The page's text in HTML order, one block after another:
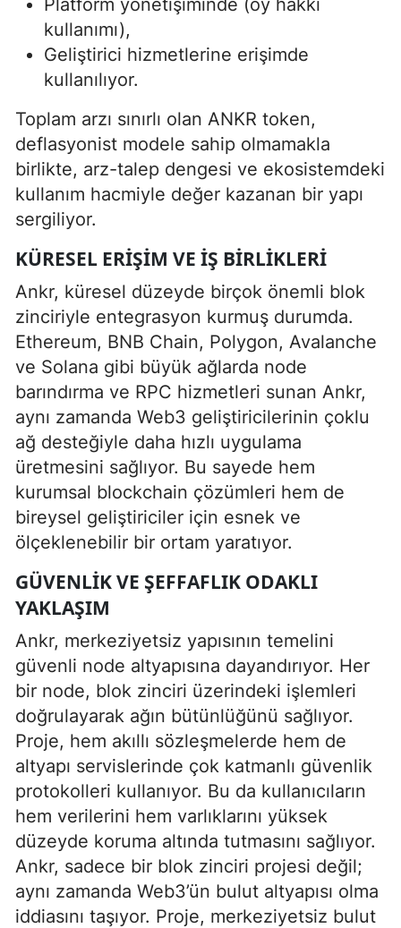
kullanımı),
Geliştirici hizmetlerine erişimde
kullanılıyor.
Toplam arzı sınırlı olan ANKR token,
deflasyonist modele sahip olmamakla
birlikte, arz-talep dengesi ve ekosistemdeki
kullanım hacmiyle değer kazanan bir yapı
sergiliyor.
KÜRESEL ERIŞIM VE İŞ BIRLIKLERI
Ankr, küresel düzeyde birçok önemli blok
zinciriyle entegrasyon kurmuş durumda.
Ethereum, BNB Chain, Polygon, Avalanche
ve Solana gibi büyük ağlarda node
barındırma ve RPC hizmetleri sunan Ankr,
aynı zamanda Web3 geliştiricilerinin çoklu
ağ desteğiyle daha hızlı uygulama
üretmesini sağlıyor. Bu sayede hem
kurumsal blockchain çözümleri hem de
bireysel geliştiriciler için esnek ve
ölçeklenebilir bir ortam yaratıyor.
GÜVENLIK VE ŞEFFAFLIK ODAKLI
YAKLAŞIM
Ankr, merkeziyetsiz yapısının temelini
güvenli node altyapısına dayandırıyor. Her
bir node, blok zinciri üzerindeki işlemleri
doğrulayarak ağın bütünlüğünü sağlıyor.
Proje, hem akıllı sözleşmelerde hem de
altyapı servislerinde çok katmanlı güvenlik
protokolleri kullanıyor. Bu da kullanıcıların
hem verilerini hem varlıklarını yüksek
düzeyde koruma altında tutmasını sağlıyor.
Ankr, sadece bir blok zinciri projesi değil;
aynı zamanda Web3’ün bulut altyapısı olma
iddiasını taşıyor. Proje, merkeziyetsiz bulut